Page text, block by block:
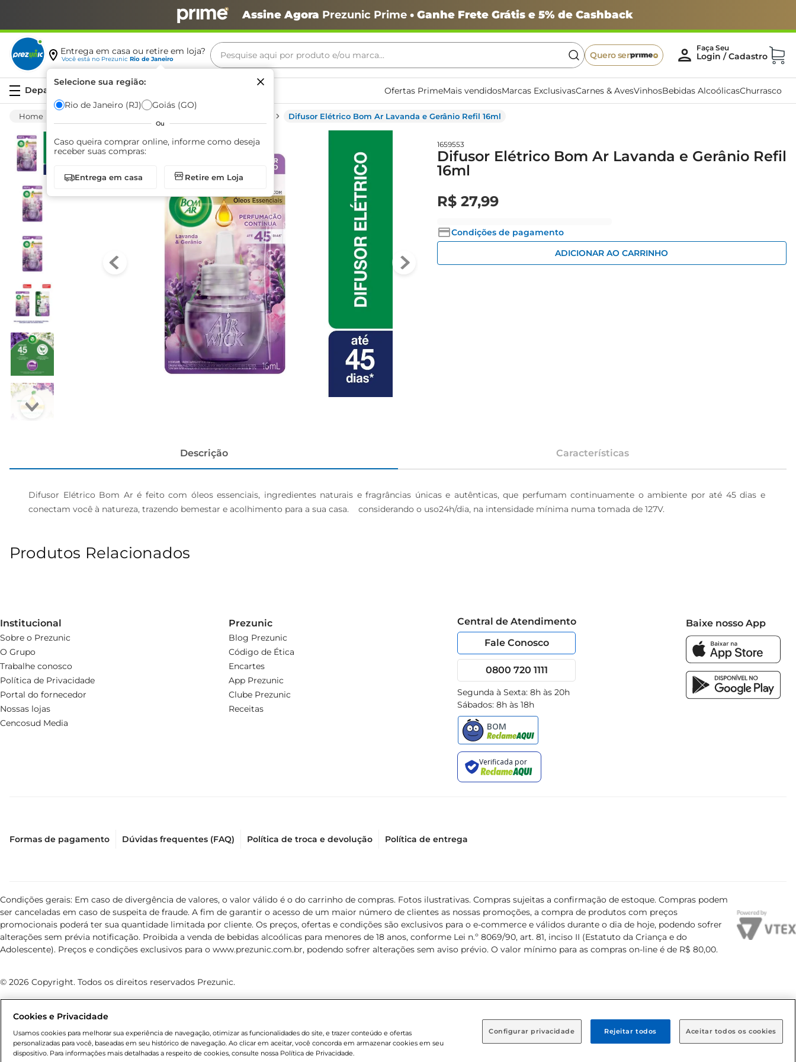
Assine Agora Prezunic Prime• Ganhe Frete Grátis e 5% de Cashback
Entrega em casa ou retire em loja?
Você está no Prezunic Rio de Janeiro
Selecione sua região:
Rio de Janeiro (RJ) Goiás (GO)
Ou
Caso queira comprar online, informe como deseja
receber suas compras:
Entrega em casa Retire em Loja
Pesquise aqui por produto e/ou marca...
Quero ser
Ofertas PrimeMais vendidosMarcas ExclusivasCarnes & AvesVinhosBebidas AlcoólicasChurrasco
Difusor Elétrico Bom Ar Lavanda e Gerânio Refil 16ml
1659553
Difusor Elétrico Bom Ar Lavanda e Gerânio Refil
16ml
R$ 27,99
Condições de pagamento
ADICIONAR AO CARRINHO
Descrição Características
Difusor Elétrico Bom Ar é feito com óleos essenciais, ingredientes naturais e fragrâncias únicas e autênticas, que perfumam continuamente o ambiente por até 45 dias e
conectam você à natureza, trazendo bemestar e acolhimento para a sua casa.    considerando o uso24h/dia, na intensidade mínima numa tomada de 127V.
Produtos Relacionados
Institucional
Sobre o Prezunic
O Grupo
Trabalhe conosco
Política de Privacidade
Portal do fornecedor
Nossas lojas
Cencosud Media
Prezunic
Blog Prezunic
Código de Ética
Encartes
App Prezunic
Clube Prezunic
Receitas
Central de Atendimento
Fale Conosco
0800 720 1111
Segunda à Sexta: 8h às 20h
Sábados: 8h às 18h
Baixe nosso App
Formas de pagamento Dúvidas frequentes (FAQ) Política de troca e devolução Política de entrega
Condições gerais: Em caso de divergência de valores, o valor válido é o do carrinho de compras. Fotos ilustrativas. Compras sujeitas a confirmação de estoque. Compras podem
ser canceladas em caso de suspeita de fraude. A fim de garantir o acesso de um maior número de clientes as nossas promoções, a compra de produtos com preços
promocionais poderá ter sua quantidade limitada por cliente. Os preços, ofertas e condições são exclusivos para o e-commerce e válidos durante o dia de hoje, podendo sofrer
alterações sem prévia notificação. Proibida a venda de bebidas alcoólicas para menores de 18 anos, conforme Lei n.º 8069/90, art. 81, inciso II (Estatuto da Criança e do
Adolescente). Preços e condições exclusivos para o www.prezunic.com.br, podendo sofrer alterações sem aviso prévio. O valor mínimo para as compras on-line é de R$ 80,00.
© 2026 Copyright. Todos os direitos reservados Prezunic.
Cencosud Brasil Comercial SA.CNPJ sob n° 39.346.861/0350-38 . Sediada na Av. das Nações Unidas, 12.995, 21º andar, CEP: 04.578-000, Bairro Brooklin Paulista, na cidade de São Paulo - SP.
Termos mais buscados
café
biscoito
azeite
arroz
iogurte
papel higiênico
cerveja
Cookies e Privacidade
Usamos cookies para melhorar sua experiência de navegação, otimizar as funcionalidades do site, e trazer conteúdo e ofertas
personalizadas para você, baseadas em seu histórico de navegação. Ao clicar em aceitar, você concorda em armazenar cookies em seu
dispositivo. Para informações mais detalhadas a respeito de cookies, consulte nossa Política de Privacidade.
Configurar privacidade Rejeitar todos Aceitar todos os cookies